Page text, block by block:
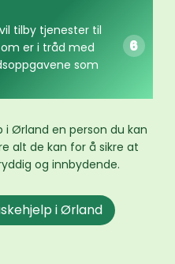
tilby tjenester til
er i tråd med
som
i Ørland en person du kan
alt de kan for å sikre at
og innbydende.
i Ørland